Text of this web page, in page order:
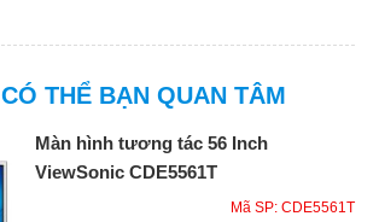
CÓ THỂ BẠN QUAN TÂM
Màn hình tương tác 56 Inch
ViewSonic CDE5561T
Mã SP: CDE5561T